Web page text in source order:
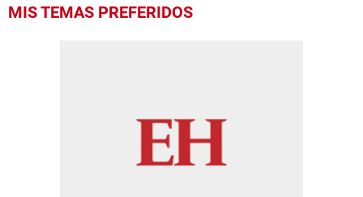
seconds
MIS TEMAS PREFERIDOS